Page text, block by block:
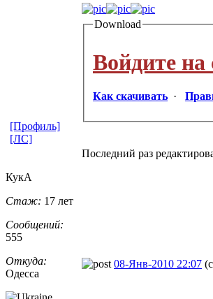
Download
Войдите на
Как скачивать ·
Последний раз
[Профиль]
[ЛС]
КукА
Стаж: 17 лет
Сообщений:
555
Откуда:
Одесса
08-Янв-2010 22:07